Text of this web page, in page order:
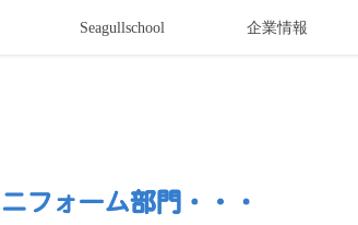
Seagullschool 企業情報